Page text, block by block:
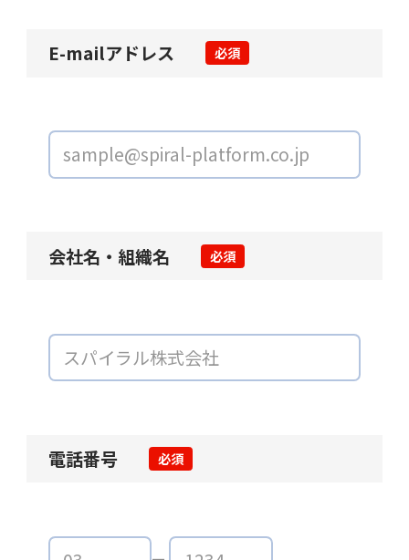
E-mailアドレス 必須
会社名・組織名 必須
電話番号 必須